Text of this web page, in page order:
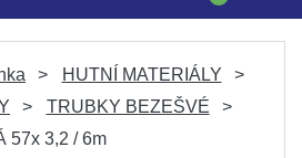
HUTNÍ MATERIÁLY
TRUBKY BEZEŠVÉ
57x 3,2 / 6m